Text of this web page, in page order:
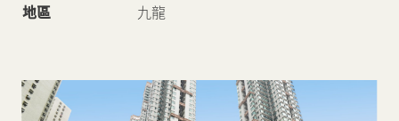
聯絡我們 網頁連結
地區
九龍